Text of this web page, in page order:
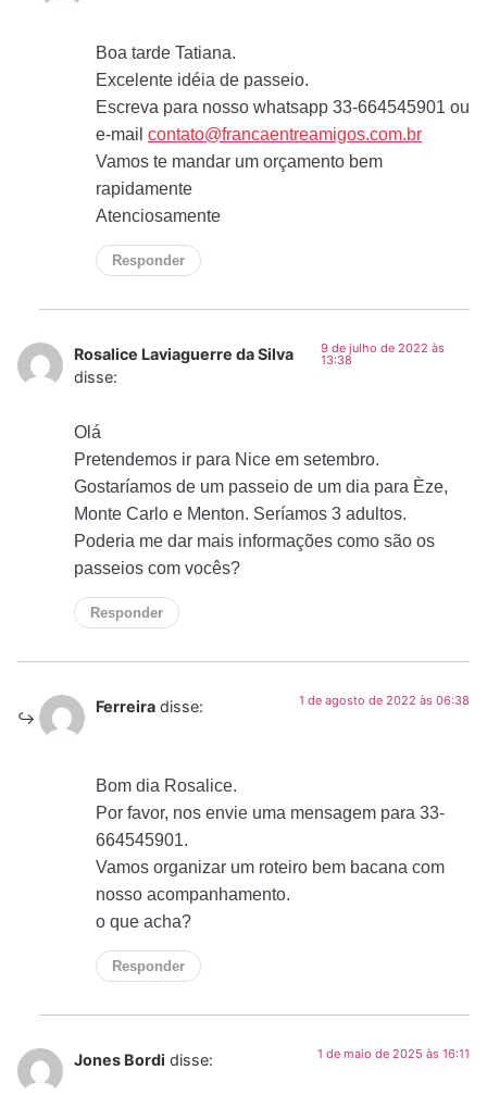
Boa tarde Tatiana.
Excelente idéia de passeio.
Escreva para nosso whatsapp 33-664545901 ou
e-mail contato@francaentreamigos.com.br
Vamos te mandar um orçamento bem
rapidamente
Atenciosamente
Responder
Rosalice Laviaguerre da Silva
disse:
9 de julho de 2022 às
13:38
Olá
Pretendemos ir para Nice em setembro.
Gostaríamos de um passeio de um dia para Èze,
Monte Carlo e Menton. Seríamos 3 adultos.
Poderia me dar mais informações como são os
passeios com vocês?
Responder
Ferreira disse: 1 de agosto de 2022 às 06:38
Bom dia Rosalice.
Por favor, nos envie uma mensagem para 33-
664545901.
Vamos organizar um roteiro bem bacana com
nosso acompanhamento.
o que acha?
Responder
Jones Bordi disse: 1 de maio de 2025 às 16:11